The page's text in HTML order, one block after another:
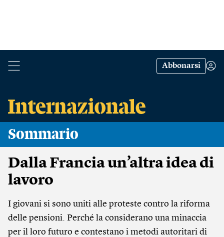
Abbonarsi
Sommario
Dalla Francia un’altra idea di
lavoro
I giovani si sono uniti alle proteste contro la riforma
delle pensioni. Perché la considerano una minaccia
per il loro futuro e contestano i metodi autoritari di